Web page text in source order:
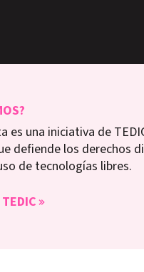
es una iniciativa de
defiende los derechos
de tecnologías libres.